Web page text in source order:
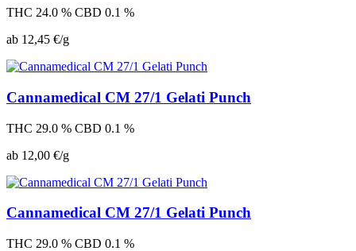
THC 24.0 % CBD 0.1 %
ab 12,45 €/g
Cannamedical CM 27/1 Gelati Punch
THC 29.0 % CBD 0.1 %
ab 12,00 €/g
Cannamedical CM 27/1 Gelati Punch
THC 29.0 % CBD 0.1 %